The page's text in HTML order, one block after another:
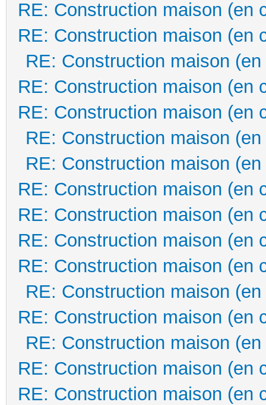
RE: Construction maison (en
RE: Construction maison (en
RE: Construction maison
RE: Construction maison (en
RE: Construction maison (en
RE: Construction maison
RE: Construction maison
RE: Construction maison (en
RE: Construction maison (en
RE: Construction maison (en
RE: Construction maison (en
RE: Construction maison
RE: Construction maison (en
RE: Construction maison
RE: Construction maison (en
RE: Construction maison (en